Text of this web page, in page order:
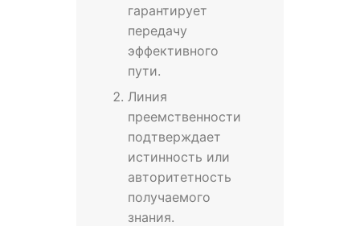
гарантирует
передачу
эффективного
пути.
Линия
преемственности
подтверждает
истинность или
авторитетность
получаемого
знания.